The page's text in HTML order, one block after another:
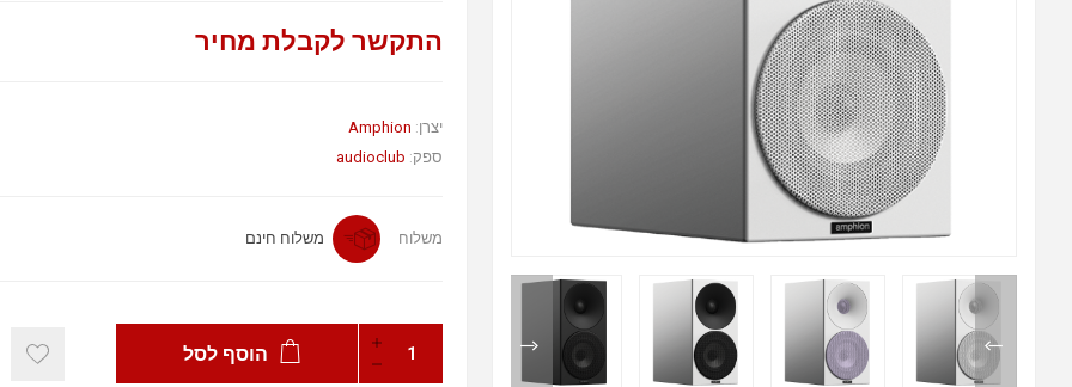
התקשר לקבלת מחיר
יצרן: Amphion
ספק: audioclub
משלוח משלוח חינם
הוסף לסל